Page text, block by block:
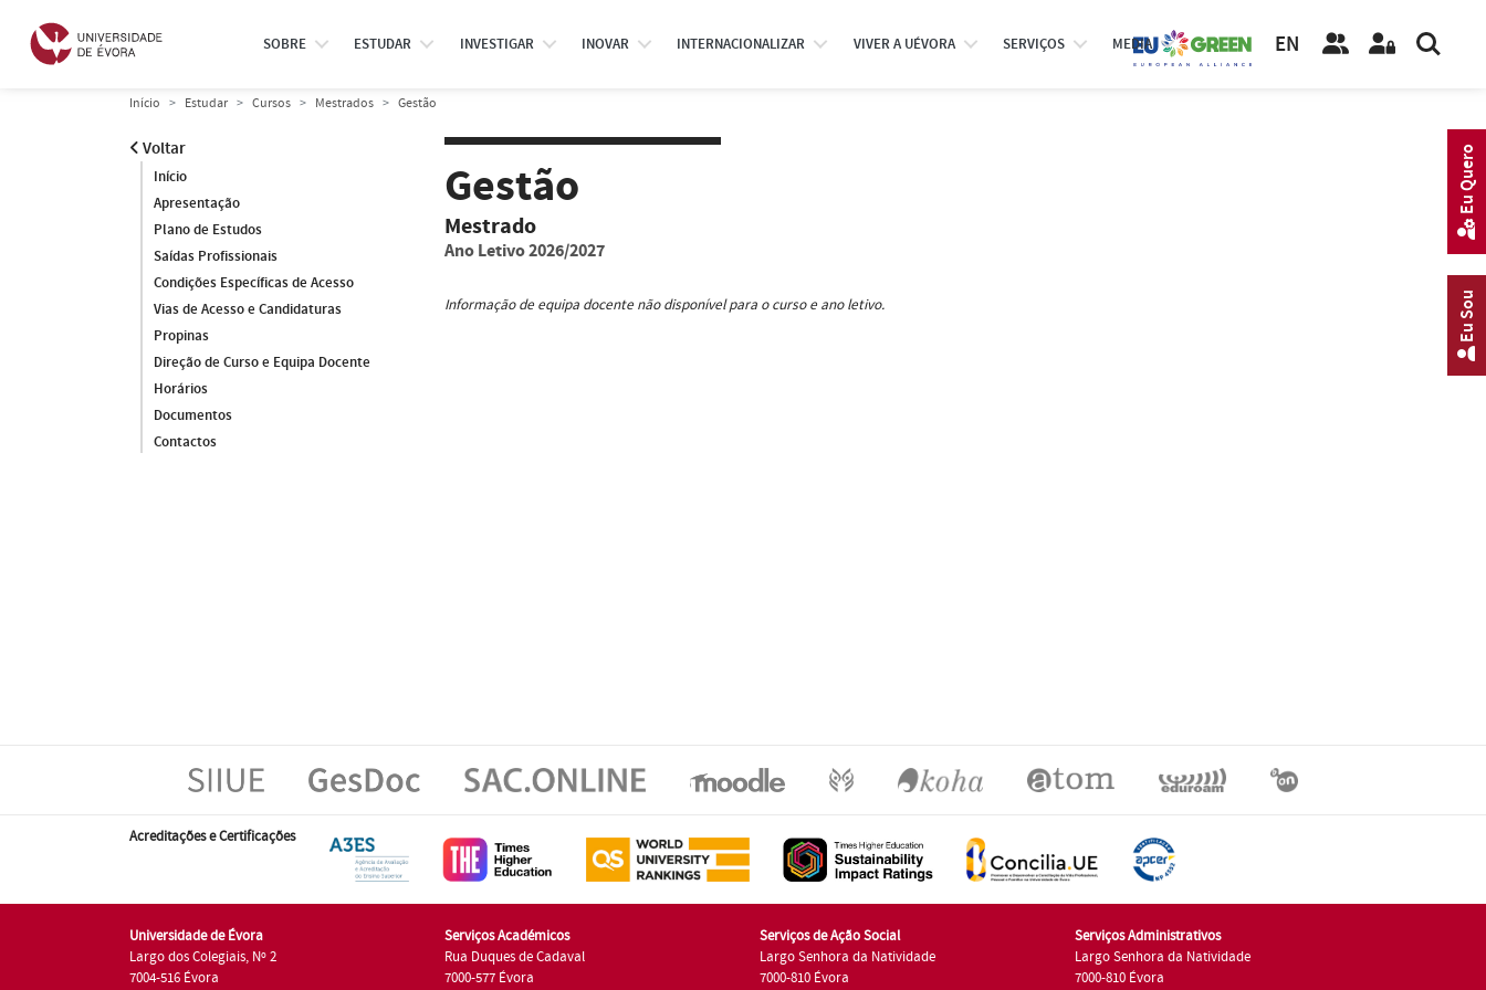
SOBRE ESTUDAR INVESTIGAR INOVAR INTERNACIONALIZAR VIVER A UÉVORA SERVIÇOS MEDIA EN
Início Estudar Cursos Mestrados Gestão
Voltar
Início
Apresentação
Plano de Estudos
Saídas Profissionais
Condições Específicas de Acesso
Vias de Acesso e Candidaturas
Propinas
Direção de Curso e Equipa Docente
Horários
Documentos
Contactos
Gestão
Mestrado
Ano Letivo 2026/2027
Informação de equipa docente não disponível para o curso e ano letivo.
Acreditações e Certificações
Universidade de Évora
Largo dos Colegiais, Nº 2
7004-516 Évora
Serviços Académicos
Rua Duques de Cadaval
7000-577 Évora
Serviços de Ação Social
Largo Senhora da Natividade
7000-810 Évora
Serviços Administrativos
Largo Senhora da Natividade
7000-810 Évora
Eu Sou
Eu Quero